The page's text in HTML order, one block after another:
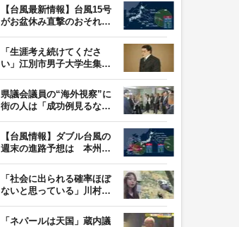
【台風最新情報】台風15号
がお盆休み直撃のおそれ
「生涯考え続けてくださ
い」江別市男子大学生集団
県議会議員の“海外視察”に
街の人は「成功例見るなら
【台風情報】ダブル台風の
週末の進路予想は 本州は
「社会に出られる確率ほぼ
ないと思っている」川村葉
「ネパールは天国」蔵内議